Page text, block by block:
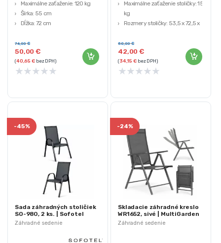
Maximálne zaťaženie: 120 kg
Šírka: 55 cm
Dĺžka: 72 cm
50,00€
74,00€
(40,65€bez DPH)
★★★★★
Maximálne zaťaženie stoličky: 150
kg
Rozmery stoličky: 53,5 x 72,5 x
Hmotnosť: 8,5 kg
Materiál: železo s práškovým
náterom, PVC, polyester, PP
42,00€
58,00€
(34,15€bez DPH)
★★★★★
Záhradné sedenie
-45%
Sada záhradných stoličiek
SO-980, 2 ks. | Sofotel
Záhradné sedenie
-24%
Skladacie záhradné kreslo
WR1652, sivé | MultiGarden